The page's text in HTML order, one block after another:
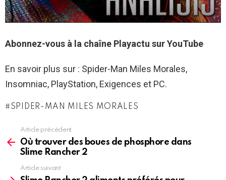
Abonnez-vous à la chaîne Playactu sur YouTube
En savoir plus sur : Spider-Man Miles Morales,
Insomniac, PlayStation, Exigences et PC.
SPIDER-MAN MILES MORALES
more
Article précédent
Où trouver des boues de phosphore dans
Slime Rancher 2
Article suivant